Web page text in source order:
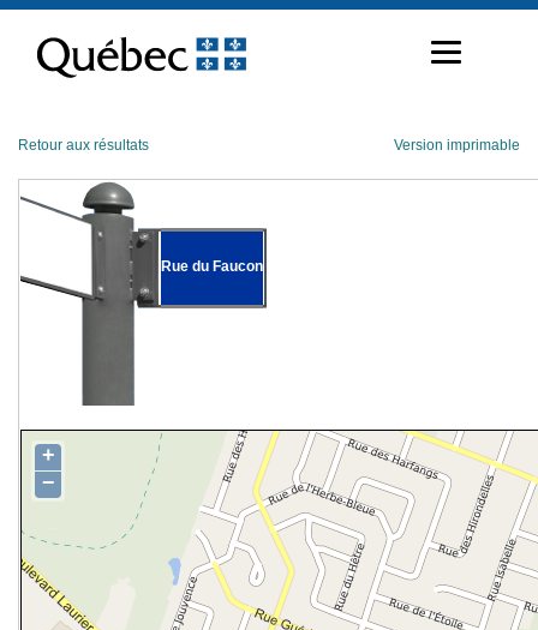
contenu
Retour aux résultats Version imprimable
Rue du Faucon
+
−